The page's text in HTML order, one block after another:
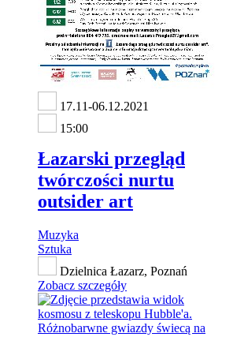
17.11-06.12.2021
15:00
Łazarski przegląd
twórczości nurtu
outsider art
Muzyka
Sztuka
Dzielnica Łazarz, Poznań
Zobacz szczegóły